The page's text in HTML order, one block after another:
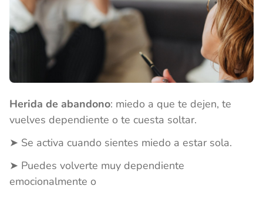
Herida de abandono: miedo a que te dejen, te
vuelves dependiente o te cuesta soltar.
➤ Se activa cuando sientes miedo a estar sola.
➤ Puedes volverte muy dependiente
emocionalmente o